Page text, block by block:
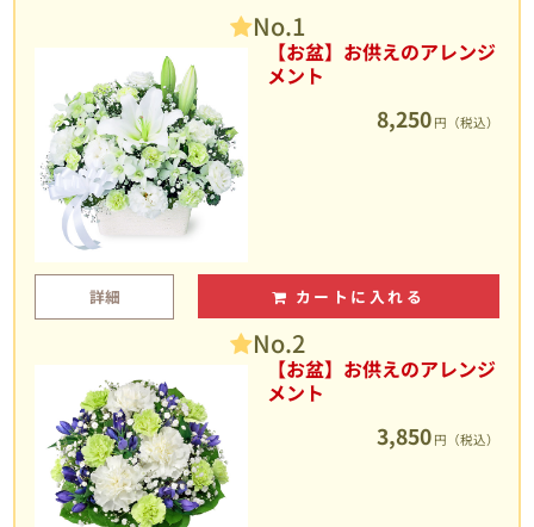
No.1
【お盆】お供えのアレンジ
メント
8,250 円（税込）
詳細 カートに入れる
No.2
【お盆】お供えのアレンジ
メント
3,850 円（税込）